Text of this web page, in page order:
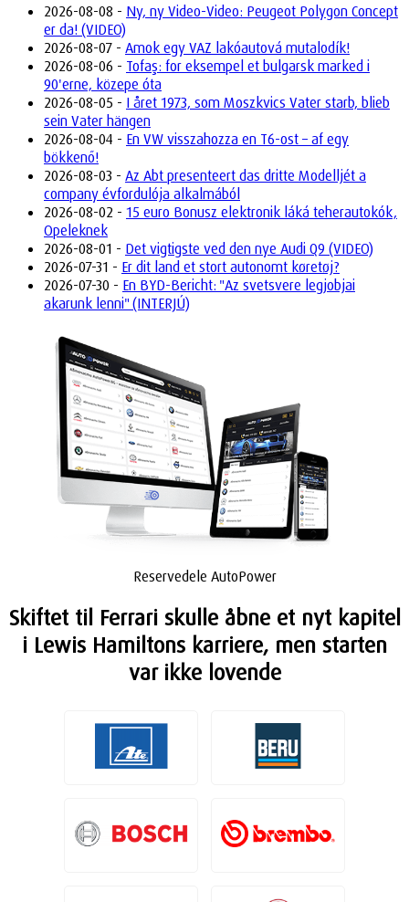
2026-08-08 - Ny, ny Video-Video: Peugeot Polygon Concept
er da! (VIDEO)
2026-08-07 - Amok egy VAZ lakóautová mutalodík!
2026-08-06 - Tofaş: for eksempel et bulgarsk marked i
90'erne, közepe óta
2026-08-05 - I året 1973, som Moszkvics Vater starb, blieb
sein Vater hängen
2026-08-04 - En VW visszahozza en T6-ost – af egy
bökkenő!
2026-08-03 - Az Abt presenteert das dritte Modelljét a
company évfordulója alkalmából
2026-08-02 - 15 euro Bonusz elektronik láká teherautokók,
Opeleknek
2026-08-01 - Det vigtigste ved den nye Audi Q9 (VIDEO)
2026-07-31 - Er dit land et stort autonomt køretøj?
2026-07-30 - En BYD-Bericht: "Az svetsvere legjobjai
akarunk lenni" (INTERJÚ)
Reservedele AutoPower
Skiftet til Ferrari skulle åbne et nyt kapitel
i Lewis Hamiltons karriere, men starten
var ikke lovende